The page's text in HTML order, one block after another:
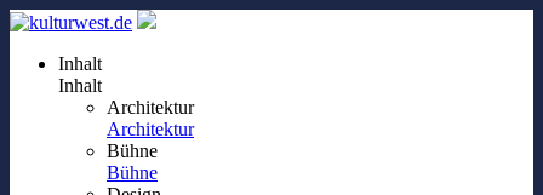
Inhalt
Inhalt
Architektur
Architektur
Bühne
Bühne